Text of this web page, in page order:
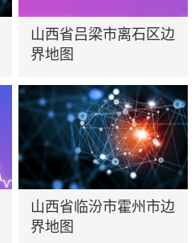
山西省吕梁市离石区边
界地图
山西省临汾市霍州市边
界地图